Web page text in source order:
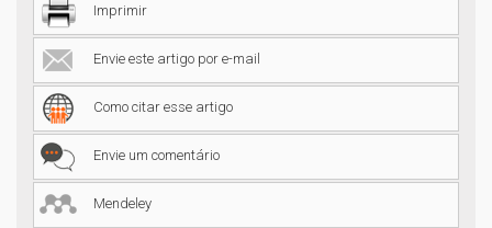
Imprimir
Envie este artigo por e-mail
Como citar esse artigo
Envie um comentário
Mendeley